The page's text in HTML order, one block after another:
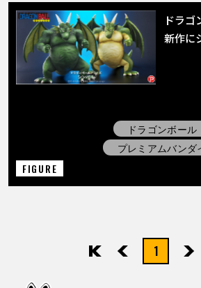
ドラ
新作に
ドラゴンボール
プレミアムバンダ
FIGURE
先頭 前へ1 次へ最後